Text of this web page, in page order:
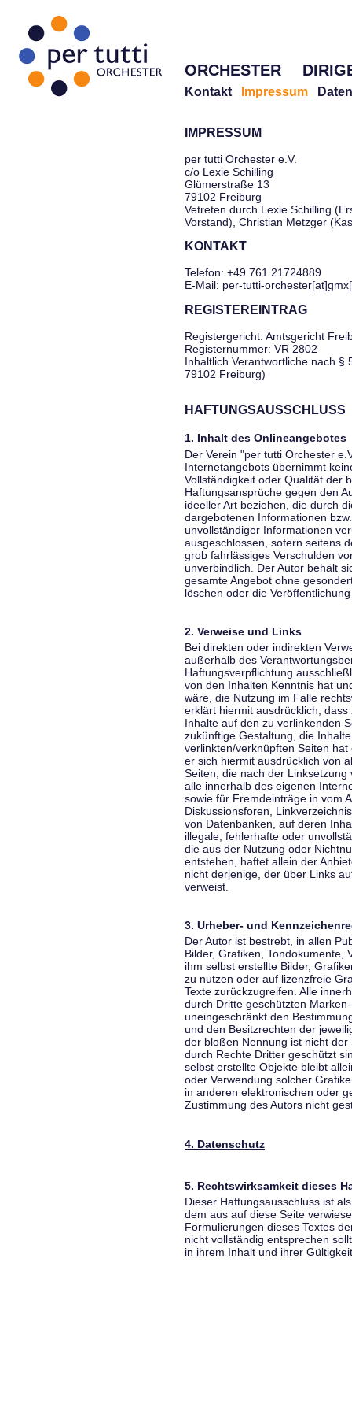
ORCHESTER
Kontakt Impressum
IMPRESSUM
per tutti Orchester e.V.
c/o Lexie Schilling
Glümerstraße 13
79102 Freiburg
Vetreten durch Lexie Schilling
Vorstand), Christian Metzger
KONTAKT
Telefon: +49 761 21724889
E-Mail: per-tutti-
REGISTEREINTRAG
Registergericht: Amtsgericht
Registernummer: VR 2802
Inhaltlich Verantwortliche nach §
79102 Freiburg)
HAFTUNGSAUSSCHLUSS
1. Inhalt des Onlineangebotes
Der Verein "per tutti Orchester
Internetangebots übernimmt
Vollständigkeit oder Qualität der
Haftungsansprüche gegen den
ideeller Art beziehen, die durch
dargebotenen Informationen
unvollständiger Informationen
ausgeschlossen, sofern seitens
grob fahrlässiges Verschulden
unverbindlich. Der Autor behält
gesamte Angebot ohne
löschen oder die
2. Verweise und Links
Bei direkten oder indirekten
außerhalb des
Haftungsverpflichtung
von den Inhalten Kenntnis hat
wäre, die Nutzung im Falle
erklärt hiermit ausdrücklich,
Inhalte auf den zu verlinkenden
zukünftige Gestaltung, die
verlinkten/verknüpften Seiten
er sich hiermit ausdrücklich von
Seiten, die nach der
alle innerhalb des eigenen
sowie für Fremdeinträge in vom
Diskussionsforen,
von Datenbanken, auf deren
illegale, fehlerhafte oder
die aus der Nutzung oder
entstehen, haftet allein der
nicht derjenige, der über Links
verweist.
3. Urheber- und
Der Autor ist bestrebt, in allen
Bilder, Grafiken, Tondokumente,
ihm selbst erstellte Bilder,
zu nutzen oder auf lizenzfreie
Texte zurückzugreifen. Alle
durch Dritte geschützten
uneingeschränkt den
und den Besitzrechten der
der bloßen Nennung ist nicht
durch Rechte Dritter geschützt
selbst erstellte Objekte bleibt
oder Verwendung solcher
in anderen elektronischen oder
Zustimmung des Autors nicht
4. Datenschutz
5. Rechtswirksamkeit dieses
Dieser Haftungsausschluss ist
dem aus auf diese Seite
Formulierungen dieses Textes
nicht vollständig entsprechen
in ihrem Inhalt und ihrer